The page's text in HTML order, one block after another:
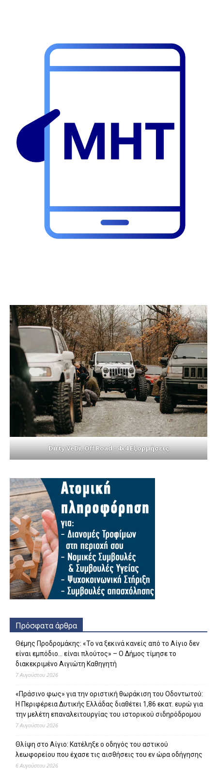
Dirty VeDi, Off Road - 4x4 Εξορμήσεις
Πρόσφατα άρθρα
Θέμης Προδρομάκης: «Το να ξεκινά κανείς από το Αίγιο δεν
είναι εμπόδιο… είναι πλούτος» – O Δήμος τίμησε το
διακεκριμένο Αιγιώτη Καθηγητή
7 Αυγούστου 2026
«Πράσινο φως» για την οριστική θωράκιση του Οδοντωτού:
Η Περιφέρεια Δυτικής Ελλάδας διαθέτει 1,86 εκατ. ευρώ για
την μελέτη επαναλειτουργίας του ιστορικού σιδηρόδρομου
7 Αυγούστου 2026
Θλίψη στο Αίγιο: Κατέληξε ο οδηγός του αστικού
λεωφορείου που έχασε τις αισθήσεις του εν ώρα οδήγησης
6 Αυγούστου 2026